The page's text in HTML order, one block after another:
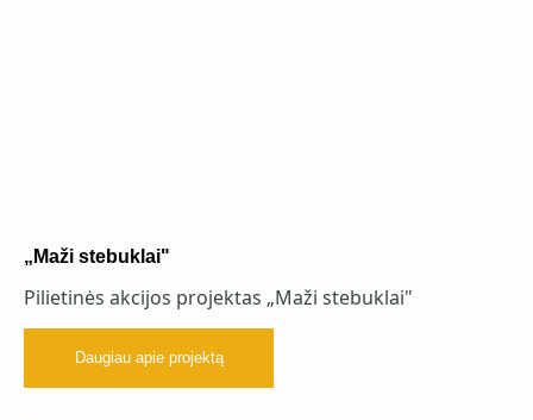
„Maži stebuklai"
Pilietinės akcijos projektas „Maži stebuklai"
Daugiau apie projektą